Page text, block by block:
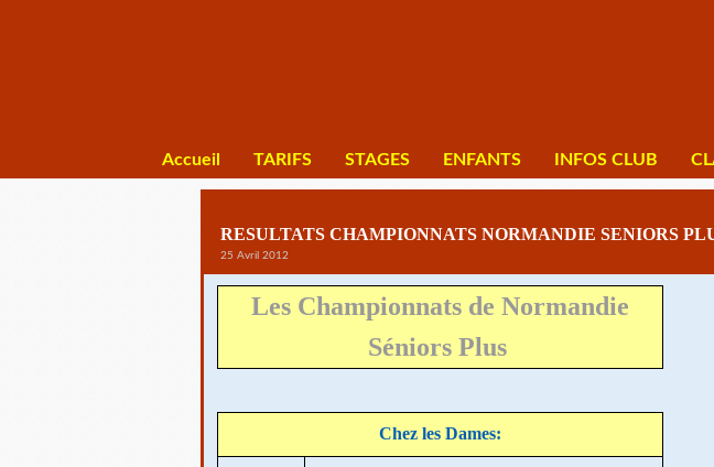
Accueil TARIFS STAGES ENFANTS INFOS CLUB
RESULTATS CHAMPIONNATS NORMANDIE SENIORS
25 Avril 2012
Les Championnats de Normandie
Séniors Plus
Chez les Dames: